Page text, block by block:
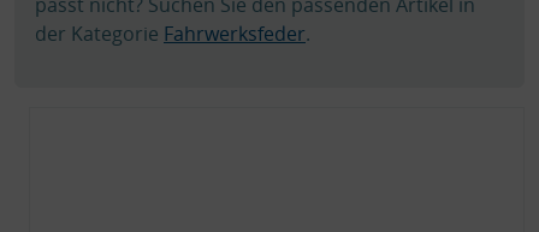
der Kategorie Fahrwerksfeder.